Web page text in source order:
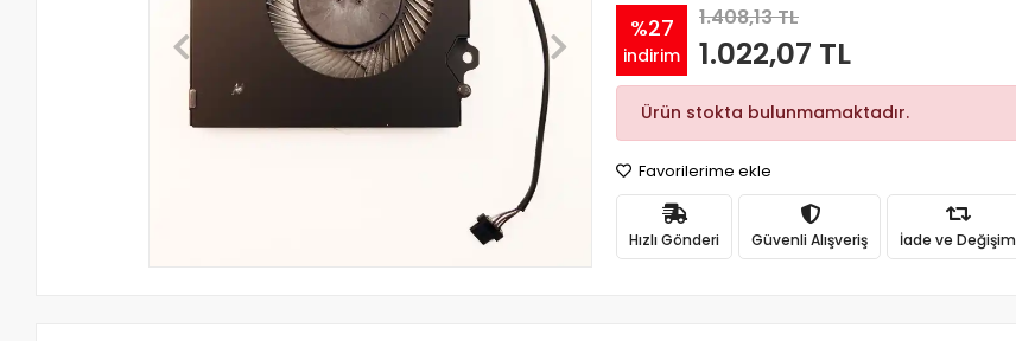
%27
indirim
1.408,13 TL
1.022,07 TL
Ürün stokta bulunmamaktadır.
Favorilerime ekle
Hızlı Gönderi Güvenli Alışveriş İade ve Değişim